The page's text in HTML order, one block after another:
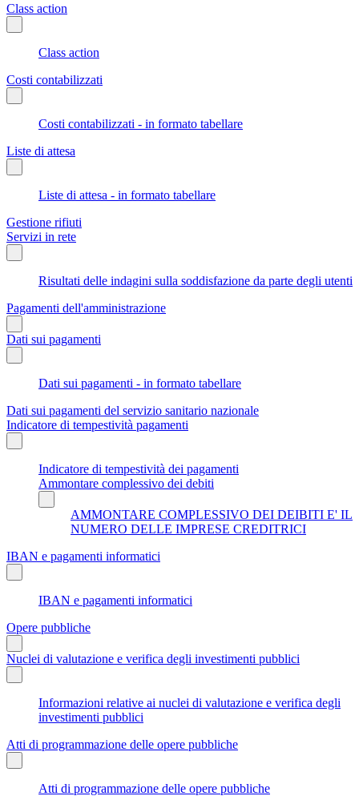
Class action
Class action
Costi contabilizzati
Costi contabilizzati - in formato tabellare
Liste di attesa
Liste di attesa - in formato tabellare
Gestione rifiuti
Servizi in rete
Risultati delle indagini sulla soddisfazione da parte degli utenti
Pagamenti dell'amministrazione
Dati sui pagamenti
Dati sui pagamenti - in formato tabellare
Dati sui pagamenti del servizio sanitario nazionale
Indicatore di tempestività pagamenti
Indicatore di tempestività dei pagamenti
Ammontare complessivo dei debiti
AMMONTARE COMPLESSIVO DEI DEIBITI E' IL
NUMERO DELLE IMPRESE CREDITRICI
IBAN e pagamenti informatici
IBAN e pagamenti informatici
Opere pubbliche
Nuclei di valutazione e verifica degli investimenti pubblici
Informazioni relative ai nuclei di valutazione e verifica degli
investimenti pubblici
Atti di programmazione delle opere pubbliche
Atti di programmazione delle opere pubbliche